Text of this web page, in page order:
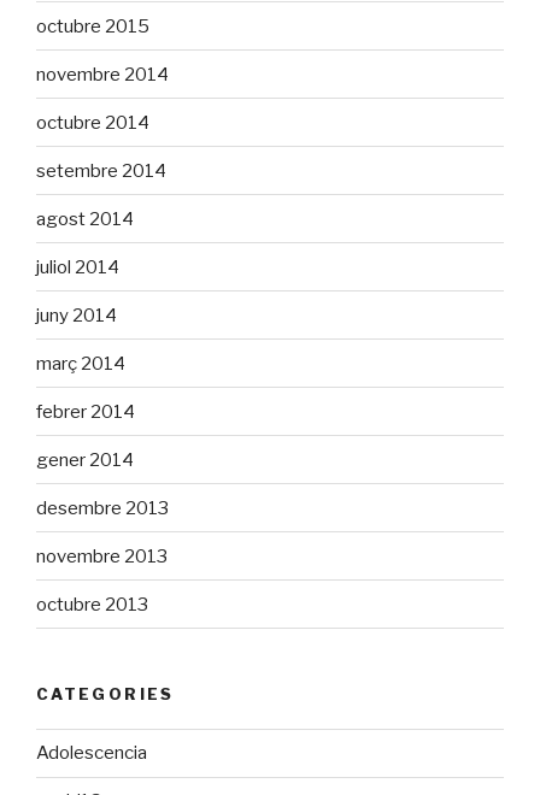
octubre 2015
novembre 2014
octubre 2014
setembre 2014
agost 2014
juliol 2014
juny 2014
març 2014
febrer 2014
gener 2014
desembre 2013
novembre 2013
octubre 2013
CATEGORIES
Adolescencia